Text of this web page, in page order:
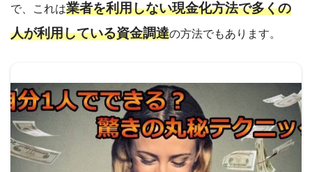
で、これは業者を利用しない現金化方法で多くの
人が利用している資金調達の方法でもあります。